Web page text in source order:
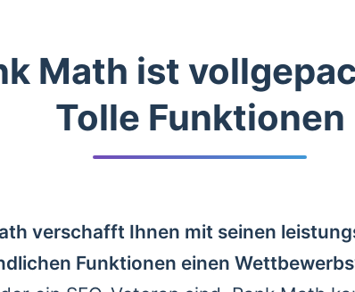
Math ist
Tolle Funktionen
verschafft Ihnen mit seinen
Funktionen einen